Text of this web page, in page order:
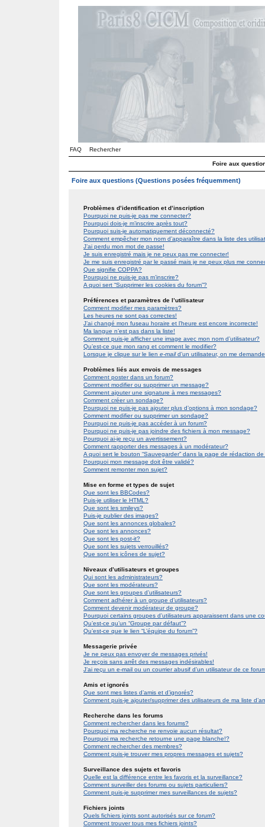
FAQ Rechercher
Foire aux
Foire aux questions (Questions posées fréquemment)
Problèmes d’identification et d’inscription
Pourquoi ne puis-je pas me connecter?
Pourquoi dois-je m’inscrire après tout?
Pourquoi suis-je automatiquement déconnecté?
Comment empêcher mon nom d’apparaître dans la liste des
J’ai perdu mon mot de passe!
Je suis enregistré mais je ne peux pas me connecter!
Je me suis enregistré par le passé mais je ne peux plus me
Que signifie COPPA?
Pourquoi ne puis-je pas m’inscrire?
A quoi sert “Supprimer les cookies du forum”?
Préférences et paramètres de l’utilisateur
Comment modifier mes paramètres?
Les heures ne sont pas correctes!
J’ai changé mon fuseau horaire et l’heure est encore incorrecte!
Ma langue n’est pas dans la liste!
Comment puis-je afficher une image avec mon nom d’utilisateur?
Qu’est-ce que mon rang et comment le modifier?
Lorsque je clique sur le lien e-maild’un utilisateur, on me
Problèmes liés aux envois de messages
Comment poster dans un forum?
Comment modifier ou supprimer un message?
Comment ajouter une signature à mes messages?
Comment créer un sondage?
Pourquoi ne puis-je pas ajouter plus d’options à mon sondage?
Comment modifier ou supprimer un sondage?
Pourquoi ne puis-je pas accéder à un forum?
Pourquoi ne puis-je pas joindre des fichiers à mon message?
Pourquoi ai-je reçu un avertissement?
Comment rapporter des messages à un modérateur?
A quoi sert le bouton “Sauvegarder” dans la page de rédaction
Pourquoi mon message doit être validé?
Comment remonter mon sujet?
Mise en forme et types de sujet
Que sont les BBCodes?
Puis-je utiliser le HTML?
Que sont les smileys?
Puis-je publier des images?
Que sont les annonces globales?
Que sont les annonces?
Que sont les post-it?
Que sont les sujets verrouillés?
Que sont les icônes de sujet?
Niveaux d’utilisateurs et groupes
Qui sont les administrateurs?
Que sont les modérateurs?
Que sont les groupes d’utilisateurs?
Comment adhérer à un groupe d’utilisateurs?
Comment devenir modérateur de groupe?
Pourquoi certains groupes d’utilisateurs apparaissent dans une
Qu’est-ce qu’un “Groupe par défaut”?
Qu’est-ce que le lien “L’équipe du forum”?
Messagerie privée
Je ne peux pas envoyer de messages privés!
Je reçois sans arrêt des messages indésirables!
J’ai reçu un e-mail ou un courrier abusif d’un utilisateur de ce
Amis et ignorés
Que sont mes listes d’amis et d’ignorés?
Comment puis-je ajouter/supprimer des utilisateurs de ma liste
Recherche dans les forums
Comment rechercher dans les forums?
Pourquoi ma recherche ne renvoie aucun résultat?
Pourquoi ma recherche retourne une page blanche!?
Comment rechercher des membres?
Comment puis-je trouver mes propres messages et sujets?
Surveillance des sujets et favoris
Quelle est la différence entre les favoris et la surveillance?
Comment surveiller des forums ou sujets particuliers?
Comment puis-je supprimer mes surveillances de sujets?
Fichiers joints
Quels fichiers joints sont autorisés sur ce forum?
Comment trouver tous mes fichiers joints?